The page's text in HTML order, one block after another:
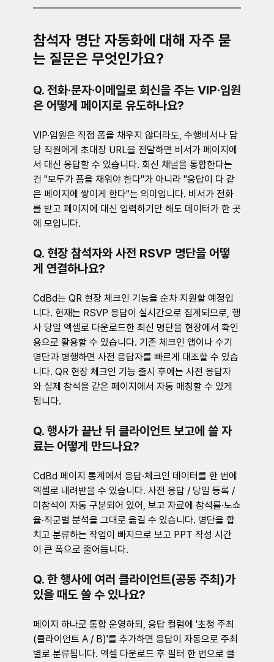
참석자 명단 자동화에 대해 자주 묻
는 질문은 무엇인가요?
Q. 전화·문자·이메일로 회신을 주는 VIP·임원
은 어떻게 페이지로 유도하나요?
VIP·임원은 직접 폼을 채우지 않더라도, 수행비서나 담
당 직원에게 초대장 URL을 전달하면 비서가 페이지에
서 대신 응답할 수 있습니다. 회신 채널을 통합한다는
건 "모두가 폼을 채워야 한다"가 아니라 "응답이 다 같
은 페이지에 쌓이게 한다"는 의미입니다. 비서가 전화
를 받고 페이지에 대신 입력하기만 해도 데이터가 한 곳
에 모입니다.
Q. 현장 참석자와 사전 RSVP 명단을 어떻
게 연결하나요?
CdBd는 QR 현장 체크인 기능을 순차 지원할 예정입
니다. 현재는 RSVP 응답이 실시간으로 집계되므로, 행
사 당일 엑셀로 다운로드한 최신 명단을 현장에서 확인
용으로 활용할 수 있습니다. 기존 체크인 앱이나 수기
명단과 병행하면 사전 응답자를 빠르게 대조할 수 있습
니다. QR 현장 체크인 기능 출시 후에는 사전 응답자
와 실제 참석을 같은 페이지에서 자동 매칭할 수 있게
됩니다.
Q. 행사가 끝난 뒤 클라이언트 보고에 쓸 자
료는 어떻게 만드나요?
CdBd 페이지 통계에서 응답·체크인 데이터를 한 번에
엑셀로 내려받을 수 있습니다. 사전 응답 / 당일 등록 /
미참석이 자동 구분되어 있어, 보고 자료에 참석률·노쇼
율·직군별 분석을 그대로 옮길 수 있습니다. 명단을 합
치고 분류하는 작업이 빠지므로 보고 PPT 작성 시간
이 큰 폭으로 줄어듭니다.
Q. 한 행사에 여러 클라이언트(공동 주최)가
있을 때도 쓸 수 있나요?
페이지 하나로 통합 운영하되, 응답 컬럼에 '초청 주최
(클라이언트 A / B)'를 추가하면 응답이 자동으로 주최
별로 분류됩니다. 엑셀 다운로드 후 필터 한 번으로 클